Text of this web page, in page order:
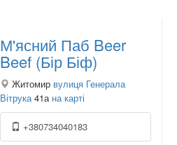
М'ясний Паб Beer
Beef (Бір Біф)
Житомир вулиця Генерала
Вітрука 41а на карті
+380734040183